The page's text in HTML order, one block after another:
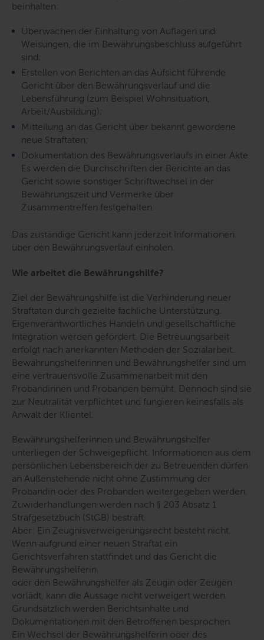
beinhalten:
Überwachen der Einhaltung von Auflagen und
Weisungen, die im Bewährungsbeschluss aufgeführt
sind;
Erstellen von Berichten an das Aufsicht führende
Gericht über den Bewährungsverlauf und die
Lebensführung (zum Beispiel Wohnsituation,
Arbeit/Ausbildung);
Mitteilung an das Gericht über bekannt gewordene
neue Straftaten;
Dokumentation des Bewährungsverlaufs in einer Akte.
Es werden die Durchschriften der Berichte an das
Gericht sowie sonstiger Schriftwechsel in der
Bewährungszeit und Vermerke über
Zusammentreffen festgehalten.
Das zuständige Gericht kann jederzeit Informationen
über den Bewährungsverlauf einholen.
Wie arbeitet die Bewährungshilfe?
Ziel der Bewährungshilfe ist die Verhinderung neuer
Straftaten durch gezielte fachliche Unterstützung.
Eigenverantwortliches Handeln und gesellschaftliche
Integration werden gefördert. Die Betreuungsarbeit
erfolgt nach anerkannten Methoden der Sozialarbeit.
Bewährungshelferinnen und Bewährungshelfer sind um
eine vertrauensvolle Zusammenarbeit mit den
Probandinnen und Probanden bemüht. Dennoch sind sie
zur Neutralität verpflichtet und fungieren keinesfalls als
Anwalt der Klientel.
Bewährungshelferinnen und Bewährungshelfer
unterliegen der Schweigepflicht. Informationen aus dem
persönlichen Lebensbereich der zu Betreuenden dürfen
an Außenstehende nicht ohne Zustimmung der
Probandin oder des Probanden weitergegeben werden.
Zuwiderhandlungen werden nach § 203 Absatz 1
Strafgesetzbuch (StGB) bestraft.
Aber: Ein Zeugnisverweigerungsrecht besteht nicht.
Wenn aufgrund einer neuen Straftat ein
Gerichtsverfahren stattfindet und das Gericht die
Bewährungshelferin
oder den Bewährungshelfer als Zeugin oder Zeugen
vorlädt, kann die Aussage nicht verweigert werden.
Grundsätzlich werden Berichtsinhalte und
Dokumentationen mit den Betroffenen besprochen.
Ein Wechsel der Bewährungshelferin oder des